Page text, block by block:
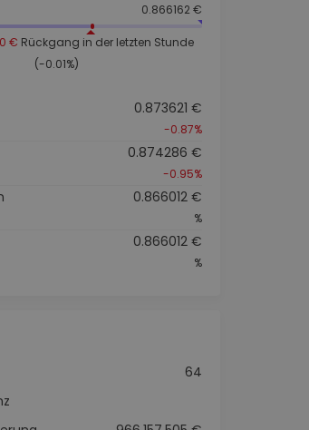
0.866162 €
€ Rückgang in der letzten Stunde
(-0.01%)
0.873621 €
-0.87%
0.874286 €
-0.95%
0.866012 €
%
0.866012 €
%
64